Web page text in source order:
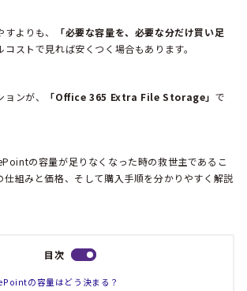
よりも、
「必要な容量を、必要な分だけ買い足
ストで見れば安くつく場合もあります。
ンが、 「Office 365 Extra File Storage」で
の容量が足りなくなった時の救世主であるこ
仕組みと価格、そして購入手順を分かりやすく解説
目次
の容量はどう決まる？